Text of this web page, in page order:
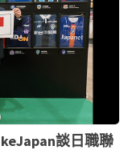
談日職聯